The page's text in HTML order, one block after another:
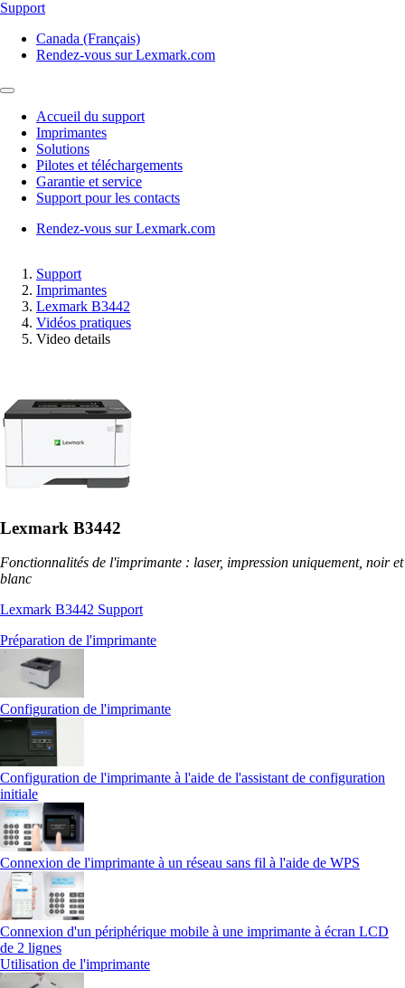
Support
Canada (Français)
Rendez-vous sur Lexmark.com
Accueil du support
Imprimantes
Solutions
Pilotes et téléchargements
Garantie et service
Support pour les contacts
Rendez-vous sur Lexmark.com
Support
Imprimantes
Lexmark B3442
Vidéos pratiques
Video details
Lexmark B3442
Fonctionnalités de l'imprimante : laser, impression uniquement, noir et
blanc
Lexmark B3442 Support
Préparation de l'imprimante
Configuration de l'imprimante
Configuration de l'imprimante à l'aide de l'assistant de configuration
initiale
Connexion de l'imprimante à un réseau sans fil à l'aide de WPS
Connexion d'un périphérique mobile à une imprimante à écran LCD
de 2 lignes
Utilisation de l'imprimante